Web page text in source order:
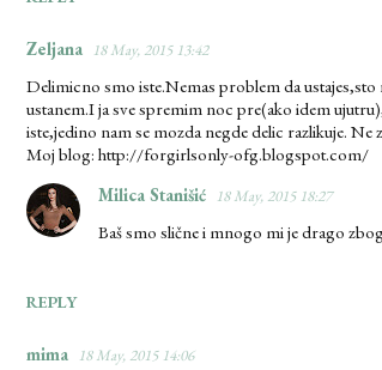
Zeljana 18 May, 2015 13:42
Delimicno smo iste.Nemas problem da ustajes,sto
ustanem.I ja sve spremim noc pre(ako idem
iste,jedino nam se mozda negde delic razlikuje.
Moj blog: http://forgirlsonly-ofg.blogspot.com/
REPLY
Milica Stanišić 18 May, 2015 18:27
Baš smo slične i mnogo mi je drago
mima 18 May, 2015 14:06